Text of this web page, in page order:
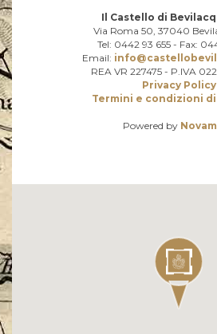
Il Castello di
Via Roma 50, 37040
Tel: 0442 93 655 - Fax:
Email:
REA VR 227475 - P.IVA
Privacy Policy
Termini e condizioni
Powered by